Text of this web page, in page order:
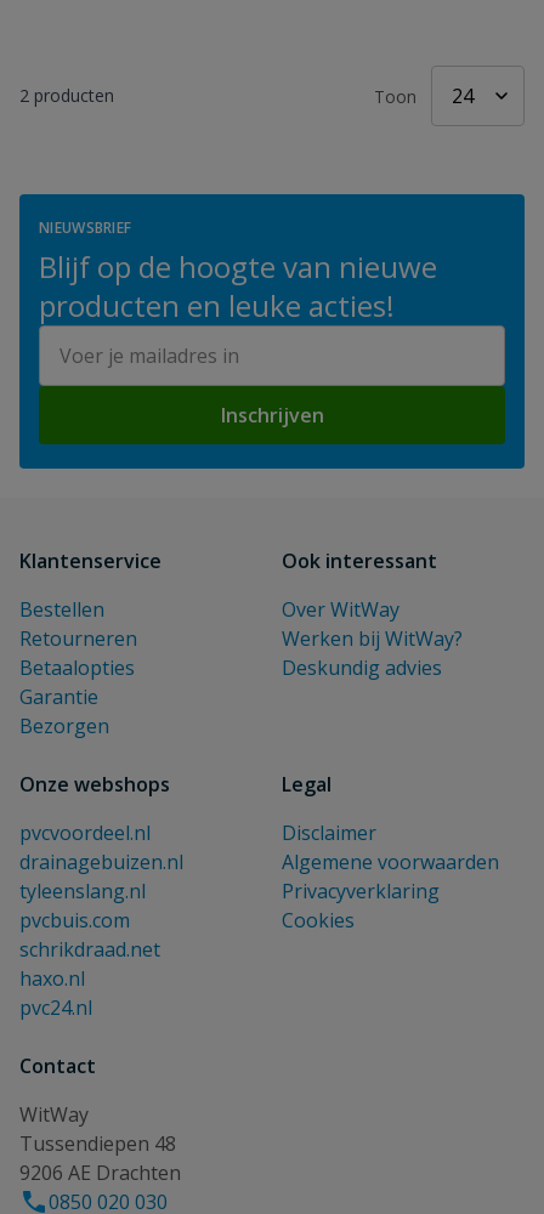
2 producten Toon
NIEUWSBRIEF
Blijf op de hoogte van nieuwe
producten en leuke acties!
Inschrijven
Klantenservice
Bestellen
Retourneren
Betaalopties
Garantie
Bezorgen
Ook interessant
Over WitWay
Werken bij WitWay?
Deskundig advies
Onze webshops
pvcvoordeel.nl
drainagebuizen.nl
tyleenslang.nl
pvcbuis.com
schrikdraad.net
haxo.nl
pvc24.nl
Legal
Disclaimer
Algemene voorwaarden
Privacyverklaring
Cookies
Contact
WitWay
Tussendiepen 48
9206 AE Drachten
0850 020 030